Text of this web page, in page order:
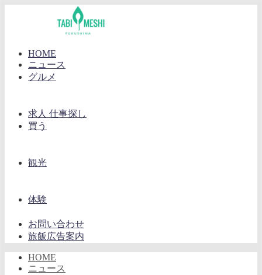
HOME
ニュース
グルメ
求人 仕事探し
買う
観光
体験
お問い合わせ
旅飯広告案内
HOME
ニュース